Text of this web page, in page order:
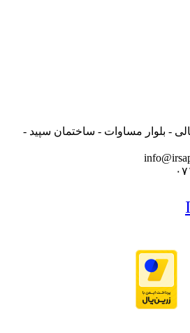
- بلوار مساوات - ساختمان سپید -